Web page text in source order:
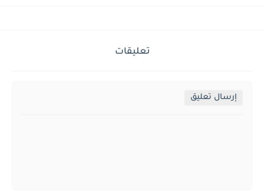
تعليقات
إرسال تعليق